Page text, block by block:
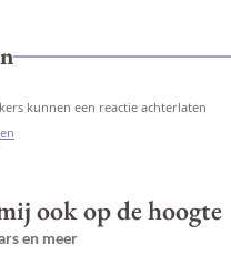
kunnen een reactie achterlaten
ook op de hoogte
en meer